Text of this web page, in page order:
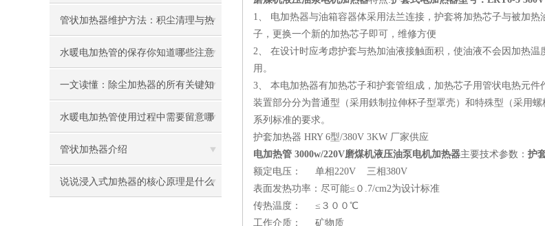
加热设备
管状加热器维护方法：积尘清理与热
效率提升技巧
水暖电加热管的保存你知道哪些注意
事项呢
一文读懂：除尘加热器的所有关键知
识
水暖电加热管使用过程中需要留意哪
些地方
管状加热器介绍
说说浸入式加热器的核心原理是什么
1、 电加热器与油箱容器体采用法兰连接，护套将加热芯子与被加
子，更换一个新的加热芯子即可，维修方便
2、 在设计时应考虑护套与热加油液接触面积，使油液不会因加热
用。
3、 本电加热器有加热芯子和护套管组成，加热芯子用管状电热元
装置部分分为普通型（采用鉄制拉伸杯子型罩壳）和特殊型（采用
系列标准的要求。
护套加热器 HRY 6型/380V 3KW 厂家供应
电加热管 3000w/220V磨煤机液压油泵电机加热器主要技术参数： 护
额定电压： 单相220V 三相380V
表面发热功率：尽可能≤０.7/cm2为设计标准
传热温度： ≤３００℃
工作介质： 矿物质